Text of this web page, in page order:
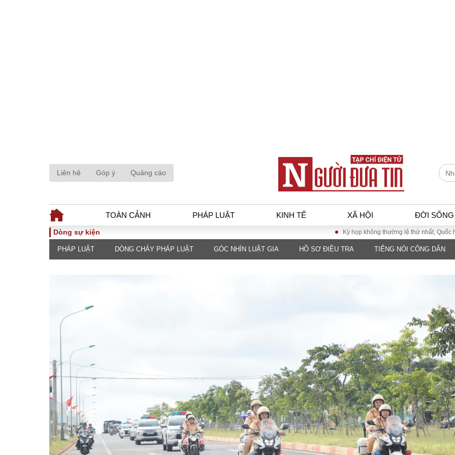
Liên hệ Góp ý Quảng cáo
TOÀN CẢNH PHÁP LUẬT KINH TẾ XÃ HỘI ĐỜI SỐNG
TOÀN CẢNH
Đối thoại
PHÁP LUẬT KINH TẾ
Xu hướng thị
trường
Tiêu dùng và dư
luận
Công nghệ
XÃ HỘI
Môi trường
Giao
ĐA CHIỀU
Quan điểm
INFOCUS
Dòng sự kiện Kỳ họp không thường lệ thứ nhất, Quốc hội khóa
PHÁP LUẬT DÒNG CHẢY PHÁP LUẬT GÓC NHÌN LUẬT GIA HỒ SƠ ĐIỀU TRA TIẾNG NÓI CÔNG DÂN